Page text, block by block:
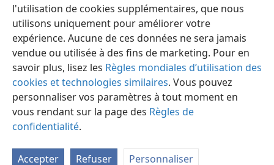
l'utilisation de cookies supplémentaires, que nous
utilisons uniquement pour améliorer votre
expérience. Aucune de ces données ne sera jamais
vendue ou utilisée à des fins de marketing. Pour en
savoir plus, lisez les Règles mondiales d’utilisation des
cookies et technologies similaires. Vous pouvez
personnaliser vos paramètres à tout moment en
vous rendant sur la page des Règles de
confidentialité.
Accepter Refuser Personnaliser
Français Préférences
Copyright © 2026 Watch Tower Bible and Tract Society of Pennsylvania
Conditions d’utilisation
Règles de confidentialité
Paramètres de confidentialité
JW.ORG Se connecter